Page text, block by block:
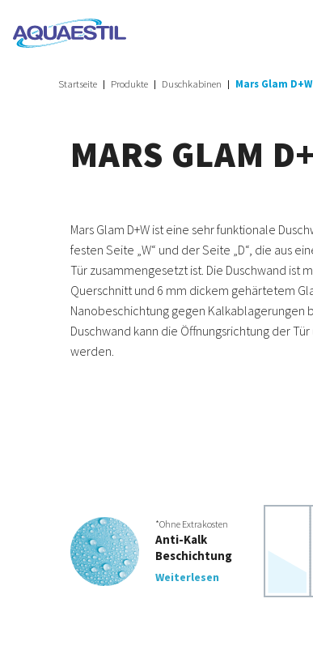
Startseite Produkte Duschkabinen Mars Glam D+W
MARS GLAM
Mars Glam D+W ist eine sehr funktionale
festen Seite „W“ und der Seite „D“, die aus
Tür zusammengesetzt ist. Die Duschwand ist
Querschnitt und 6 mm dickem gehärtetem
Nanobeschichtung gegen Kalkablagerungen
Duschwand kann die Öffnungsrichtung der
werden.
*Ohne Extrakosten
Anti-Kalk
Beschichtung
Weiterlesen